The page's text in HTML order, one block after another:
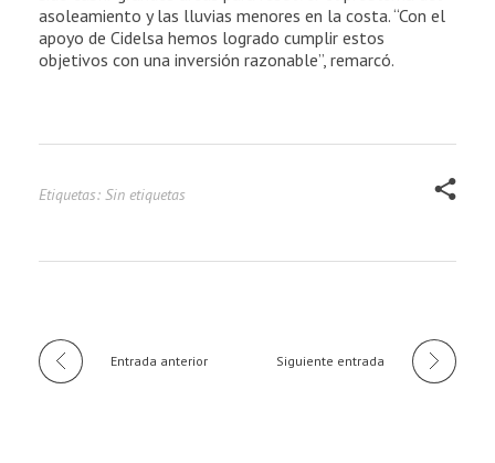
asoleamiento y las lluvias menores en la costa. “Con el
apoyo de Cidelsa hemos logrado cumplir estos
objetivos con una inversión razonable”, remarcó.
Etiquetas: Sin etiquetas
Entrada anterior Siguiente entrada